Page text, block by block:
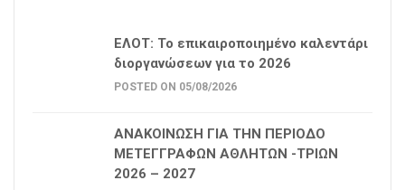
ΕΛΟΤ: Το επικαιροποιημένο καλεντάρι
διοργανώσεων για το 2026
POSTED ON 05/08/2026
ΑΝΑΚΟΙΝΩΣΗ ΓΙΑ ΤΗΝ ΠΕΡΙΟΔΟ
ΜΕΤΕΓΓΡΑΦΩΝ ΑΘΛΗΤΩΝ -ΤΡΙΩΝ
2026 – 2027